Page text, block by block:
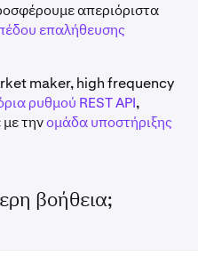
απεριόριστα
επαλήθευσης
maker, high frequency
ρυθμού REST API,
τηνομάδα υποστήριξης
βοήθεια;